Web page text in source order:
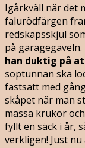
Igårkväll när det
falurödfärgen
redskapsskjul
på
han duktig på
soptunnan ska
fastsatt med
skåpet när man
massa krukor
fyllt en säck i år,
verkligen! Just